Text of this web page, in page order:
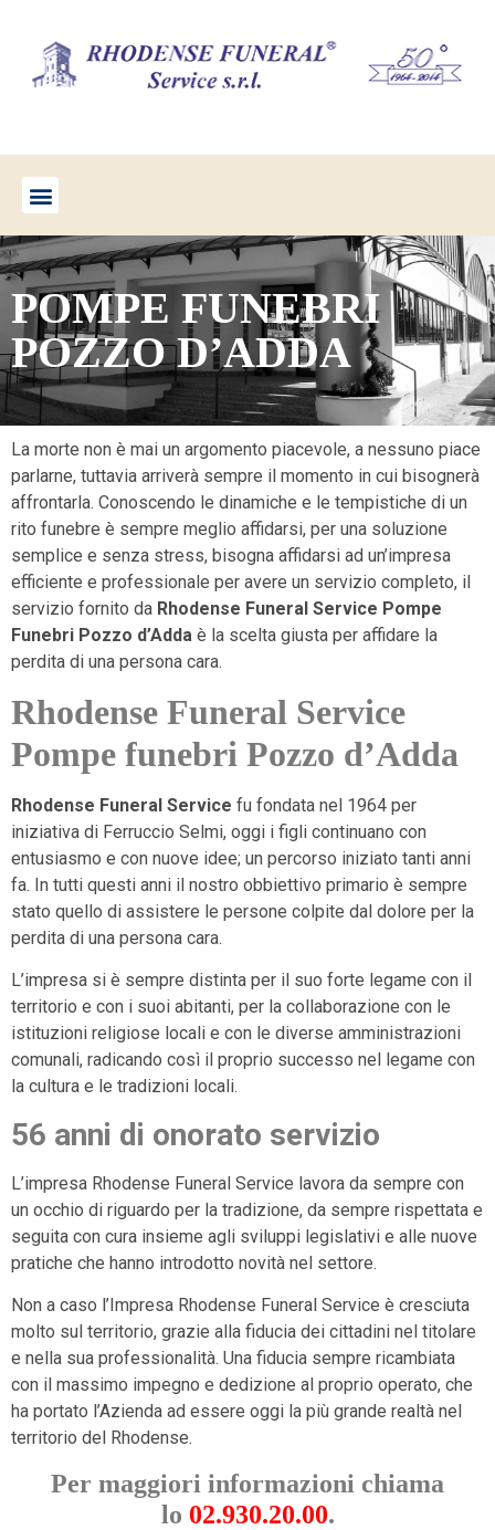
POMPE FUNEBRI
POZZO D’ADDA
La morte non è mai un argomento piacevole, a nessuno piace
parlarne, tuttavia arriverà sempre il momento in cui bisognerà
affrontarla. Conoscendo le dinamiche e le tempistiche di un
rito funebre è sempre meglio affidarsi, per una soluzione
semplice e senza stress, bisogna affidarsi ad un’impresa
efficiente e professionale per avere un servizio completo, il
servizio fornito da Rhodense Funeral Service Pompe
Funebri Pozzo d’Adda è la scelta giusta per affidare la
perdita di una persona cara.
Rhodense Funeral Service
Pompe funebri Pozzo d’Adda
Rhodense Funeral Service fu fondata nel 1964 per
iniziativa di Ferruccio Selmi, oggi i figli continuano con
entusiasmo e con nuove idee; un percorso iniziato tanti anni
fa. In tutti questi anni il nostro obbiettivo primario è sempre
stato quello di assistere le persone colpite dal dolore per la
perdita di una persona cara.
L’impresa si è sempre distinta per il suo forte legame con il
territorio e con i suoi abitanti, per la collaborazione con le
istituzioni religiose locali e con le diverse amministrazioni
comunali, radicando così il proprio successo nel legame con
la cultura e le tradizioni locali.
56 anni di onorato servizio
L’impresa Rhodense Funeral Service lavora da sempre con
un occhio di riguardo per la tradizione, da sempre rispettata e
seguita con cura insieme agli sviluppi legislativi e alle nuove
pratiche che hanno introdotto novità nel settore.
Non a caso l’Impresa Rhodense Funeral Service è cresciuta
molto sul territorio, grazie alla fiducia dei cittadini nel titolare
e nella sua professionalità. Una fiducia sempre ricambiata
con il massimo impegno e dedizione al proprio operato, che
ha portato l’Azienda ad essere oggi la più grande realtà nel
territorio del Rhodense.
Per maggiori informazioni chiama
lo 02.930.20.00.